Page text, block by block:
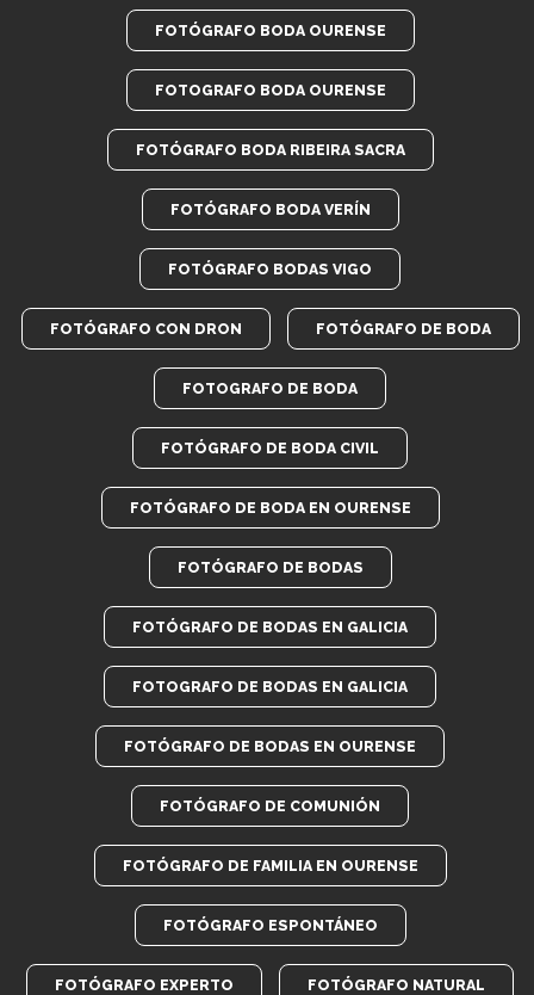
FOTÓGRAFO BODA OURENSE
FOTOGRAFO BODA OURENSE
FOTÓGRAFO BODA RIBEIRA SACRA
FOTÓGRAFO BODA VERÍN
FOTÓGRAFO BODAS VIGO
FOTÓGRAFO CON DRON FOTÓGRAFO DE BODA
FOTOGRAFO DE BODA
FOTÓGRAFO DE BODA CIVIL
FOTÓGRAFO DE BODA EN OURENSE
FOTÓGRAFO DE BODAS
FOTÓGRAFO DE BODAS EN GALICIA
FOTOGRAFO DE BODAS EN GALICIA
FOTÓGRAFO DE BODAS EN OURENSE
FOTÓGRAFO DE COMUNIÓN
FOTÓGRAFO DE FAMILIA EN OURENSE
FOTÓGRAFO ESPONTÁNEO
FOTÓGRAFO EXPERTO FOTÓGRAFO NATURAL